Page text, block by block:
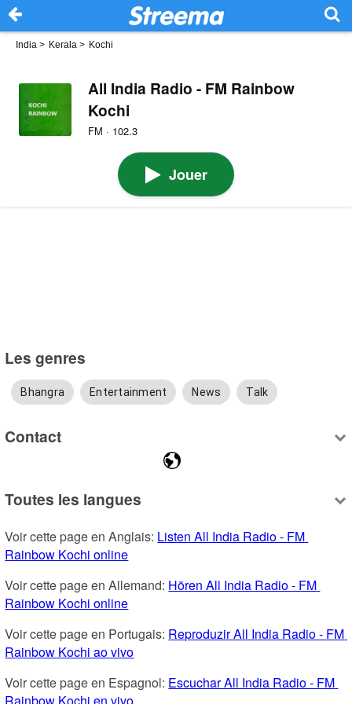
India > Kerala > Kochi
All India Radio - FM Rainbow
Kochi
FM · 102.3
Jouer
Les genres
Bhangra Entertainment News Talk
Contact
Toutes les langues
Voir cette page en Anglais: Listen All India Radio - FM
Rainbow Kochi online
Voir cette page en Allemand: Hören All India Radio - FM
Rainbow Kochi online
Voir cette page en Portugais: Reproduzir All India Radio - FM
Rainbow Kochi ao vivo
Voir cette page en Espagnol: Escuchar All India Radio - FM
Rainbow Kochi en vivo